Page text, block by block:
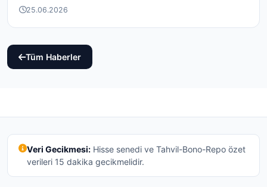
25.06.2026
Tüm Haberler
Veri Gecikmesi:Hisse senedi ve Tahvil-Bono-Repo özet
verileri 15 dakika gecikmelidir.